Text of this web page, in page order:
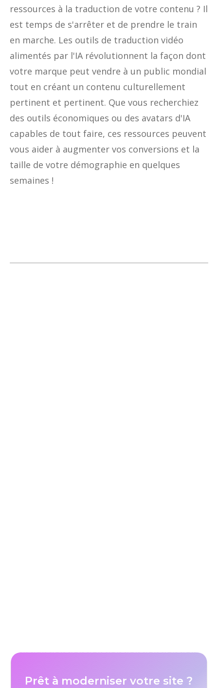
ressources à la traduction de votre contenu ? Il
est temps de s'arrêter et de prendre le train
en marche. Les outils de traduction vidéo
alimentés par l'IA révolutionnent la façon dont
votre marque peut vendre à un public mondial
tout en créant un contenu culturellement
pertinent et pertinent. Que vous recherchiez
des outils économiques ou des avatars d'IA
capables de tout faire, ces ressources peuvent
vous aider à augmenter vos conversions et la
taille de votre démographie en quelques
semaines !
Prêt à moderniser votre site ?